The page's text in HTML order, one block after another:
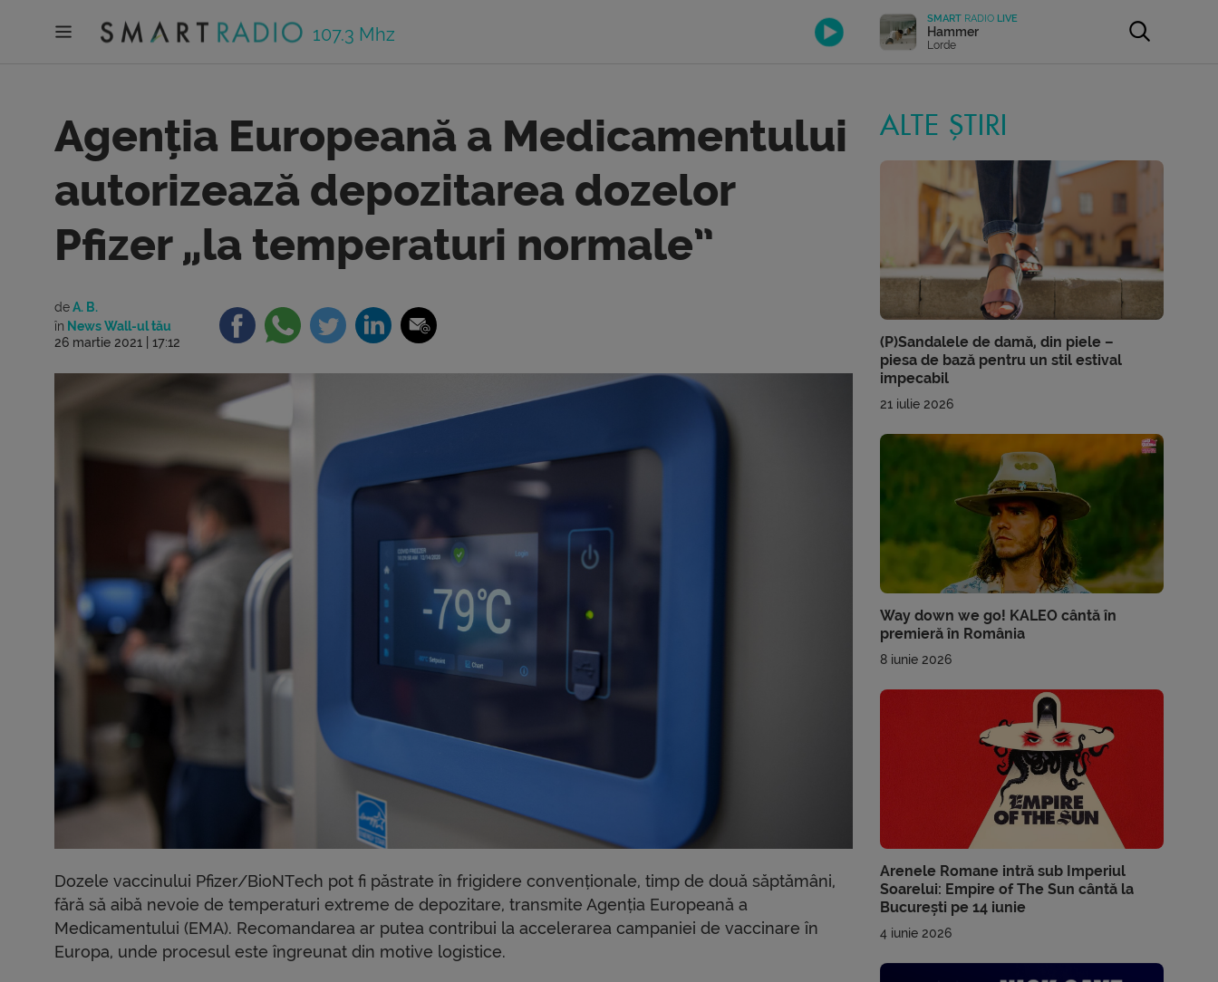
107.3 Mhz
SMART RADIO LIVE
Hammer
Lorde
Agenția Europeană a Medicamentului
autorizează depozitarea dozelor
Pfizer „la temperaturi normale”
deA. B.
în News Wall-ul tău
26 martie 2021 | 17:12
Dozele vaccinului Pfizer/BioNTech pot fi păstrate în frigidere convenționale, timp de două săptămâni,
fără să aibă nevoie de temperaturi extreme de depozitare, transmite Agenția Europeană a
Medicamentului (EMA). Recomandarea ar putea contribui la accelerarea campaniei de vaccinare în
Europa, unde procesul este îngreunat din motive logistice.
ALTE ȘTIRI
(P)Sandalele de damă, din piele –
piesa de bază pentru un stil estival
impecabil
21 iulie 2026
Way down we go! KALEO cântă în
premieră în România
8 iunie 2026
Arenele Romane intră sub Imperiul
Soarelui: Empire of The Sun cântă la
București pe 14 iunie
4 iunie 2026